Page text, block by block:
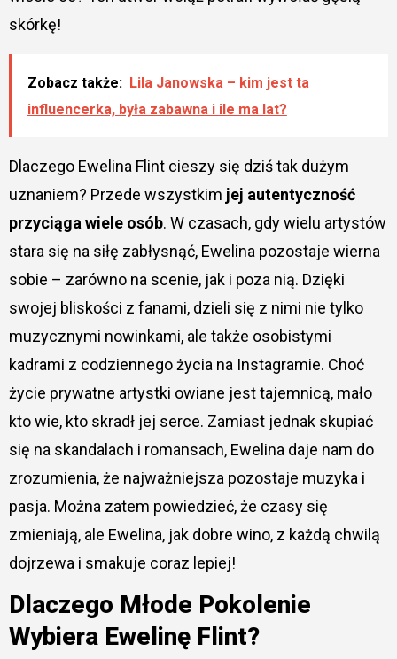
skórkę!
Zobacz także: Lila Janowska – kim jest ta
influencerka, była zabawna i ile ma lat?
Dlaczego Ewelina Flint cieszy się dziś tak dużym
uznaniem? Przede wszystkim jej autentyczność
przyciąga wiele osób. W czasach, gdy wielu artystów
stara się na siłę zabłysnąć, Ewelina pozostaje wierna
sobie – zarówno na scenie, jak i poza nią. Dzięki
swojej bliskości z fanami, dzieli się z nimi nie tylko
muzycznymi nowinkami, ale także osobistymi
kadrami z codziennego życia na Instagramie. Choć
życie prywatne artystki owiane jest tajemnicą, mało
kto wie, kto skradł jej serce. Zamiast jednak skupiać
się na skandalach i romansach, Ewelina daje nam do
zrozumienia, że najważniejsza pozostaje muzyka i
pasja. Można zatem powiedzieć, że czasy się
zmieniają, ale Ewelina, jak dobre wino, z każdą chwilą
dojrzewa i smakuje coraz lepiej!
Dlaczego Młode Pokolenie
Wybiera Ewelinę Flint?